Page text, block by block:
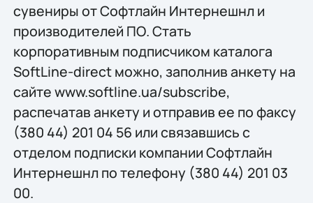
сувениры от Софтлайн Интернешнл и
производителей ПО. Стать
корпоративным подписчиком каталога
SoftLine-direct можно, заполнив анкету на
сайте www.softline.uа/subscribe,
распечатав анкету и отправив ее по факсу
(380 44) 201 04 56 или связавшись с
отделом подписки компании Софтлайн
Интернешнл по телефону (380 44) 201 03
00.